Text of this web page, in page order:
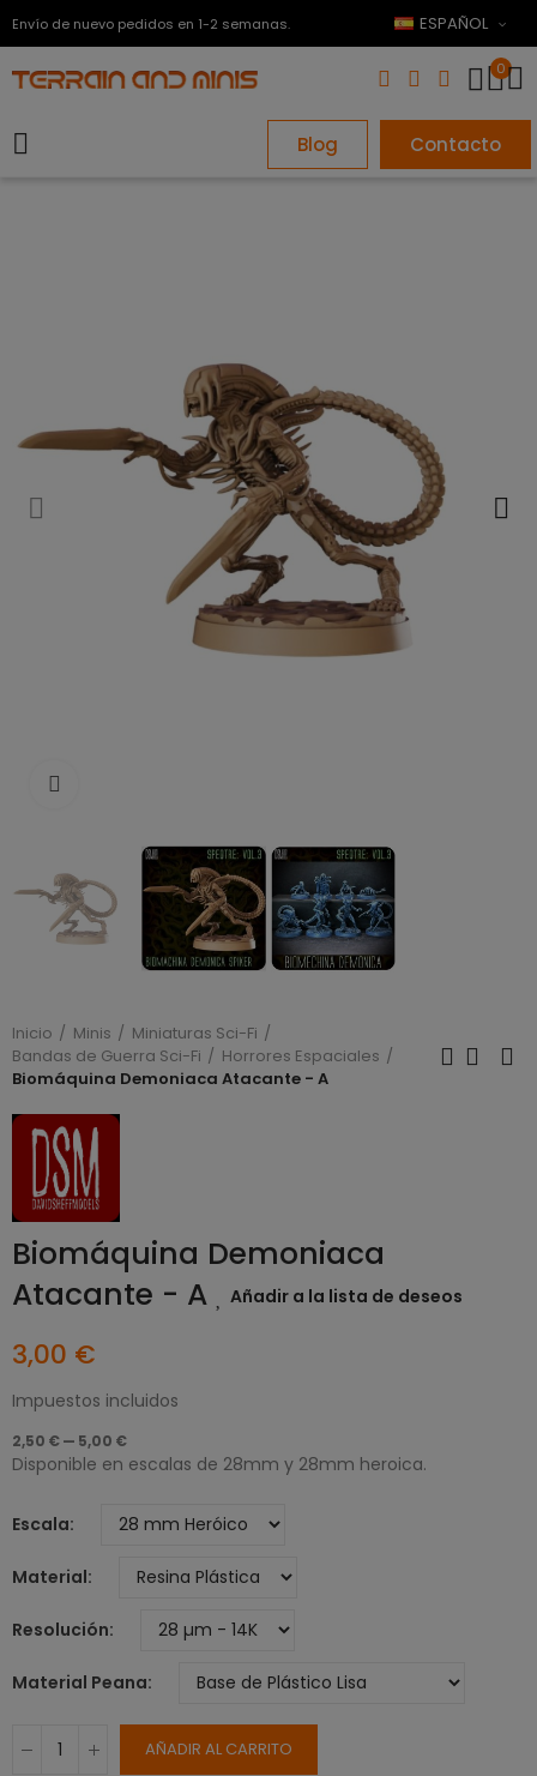
Envío de nuevo pedidos en 1-2 semanas. ESPAÑOL
0
Blog Contacto
Inicio Minis
Miniaturas Sci-Fi
Bandas de Guerra Sci-Fi
Horrores Espaciales
Biomáquina Demoniaca Atacante - A
Biomáquina Demoniaca
Atacante - A
Añadir a la lista de deseos
3,00 €
Impuestos incluidos
2,50 € — 5,00 €
Disponible en escalas de 28mm y 28mm heroica.
Escala
Material
Resolución
Material Peana
AÑADIR AL CARRITO